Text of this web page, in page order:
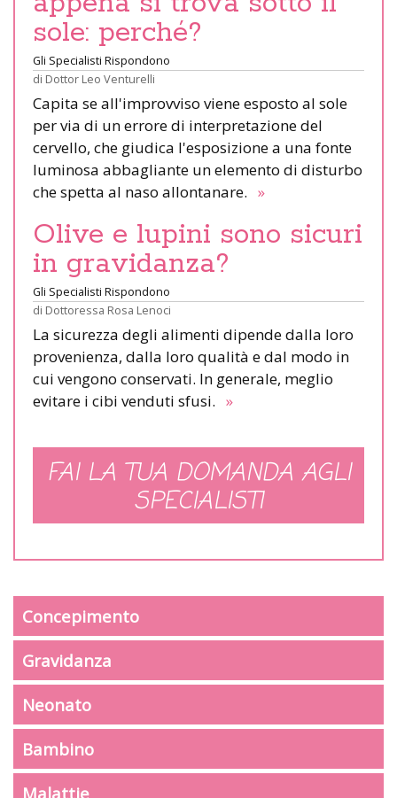
sole: perché?
Gli Specialisti Rispondono
di Dottor Leo Venturelli
Capita se all'improvviso viene esposto al sole
per via di un errore di interpretazione del
cervello, che giudica l'esposizione a una fonte
luminosa abbagliante un elemento di disturbo
che spetta al naso allontanare. »
Olive e lupini sono sicuri
in gravidanza?
Gli Specialisti Rispondono
di Dottoressa Rosa Lenoci
La sicurezza degli alimenti dipende dalla loro
provenienza, dalla loro qualità e dal modo in
cui vengono conservati. In generale, meglio
evitare i cibi venduti sfusi. »
FAI LA TUA DOMANDA AGLI
SPECIALISTI
Concepimento
Gravidanza
Neonato
Bambino
Malattie